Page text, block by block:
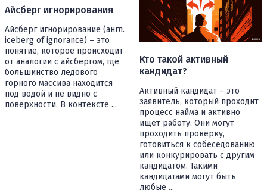
Айсберг игнорирования
Айсберг игнорирование (англ.
iceberg of ignorance) – это
понятие, которое происходит
от аналогии с айсбергом, где
большинство ледового
горного массива находится
под водой и не видно с
поверхности. В контексте ...
Кто такой активный
кандидат?
Активный кандидат – это
заявитель, который проходит
процесс найма и активно
ищет работу. Они могут
проходить проверку,
готовиться к собеседованию
или конкурировать с другим
кандидатом. Такими
кандидатами могут быть
любые ...